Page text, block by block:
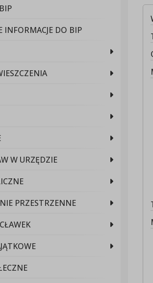
DO BIP
W URZĘDZIE
PRZESTRZENNE